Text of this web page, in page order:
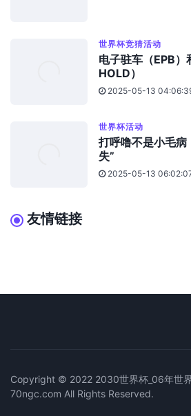
世界杯竞猜活动
电子驻车（EPB
HOLD）
2025-05-13
世界杯活动
打呼噜不是小毛病
失”
2025-05-13
友情链接
Copyright © 2022 2030世界杯_06年世
70ngc.com All Rights Reserved.